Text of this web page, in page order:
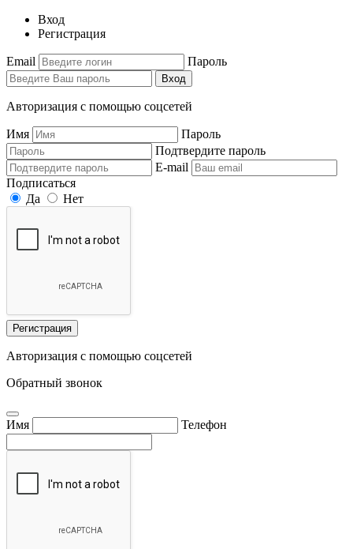
Вход
Регистрация
Email Пароль
Вход
Авторизация с помощью соцсетей
Имя
Пароль
Подтвердите пароль
E-mail
Подписаться
Да
Нет
Регистрация
Авторизация с помощью соцсетей
Обратный звонок
Имя Телефон